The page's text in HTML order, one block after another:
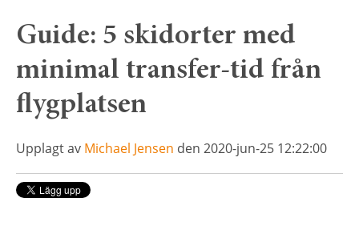
Guide: 5 skidorter med
minimal transfer-tid från
flygplatsen
Upplagt av Michael Jensen den 2020-jun-25 12:22:00